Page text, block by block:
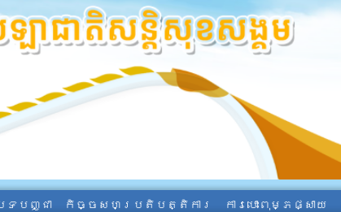
ទបញ្ជា កិច្ចសហប្រតិបត្តិការ ការបោះពុម្ភផ្សាយ